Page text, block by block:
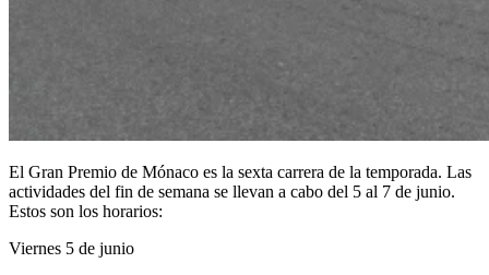
El Gran Premio de Mónaco es la sexta carrera de la temporada. Las
actividades del fin de semana se llevan a cabo del 5 al 7 de junio.
Estos son los horarios:
Viernes 5 de junio